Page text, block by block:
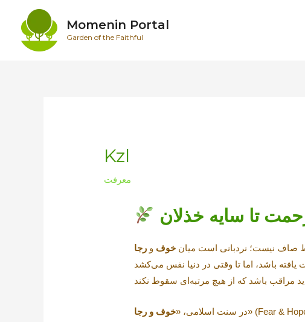
content
Momenin Portal
Garden of the Faithful
Kzl
معرفت
تا سایه خذلان
صاف نیست؛ نردبانی است میان خوف و رجا
در سنت اسلامی، «خوف و رجا